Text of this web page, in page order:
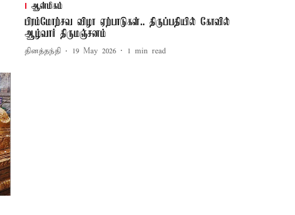
ஆன்மிகம்
பிரம்மோற்சவ விழா ஏற்பாடுகள்.. திருப்பதியில் கோவில்
ஆழ்வார் திருமஞ்சனம்
தினத்தந்தி 19 May 2026 1 min read